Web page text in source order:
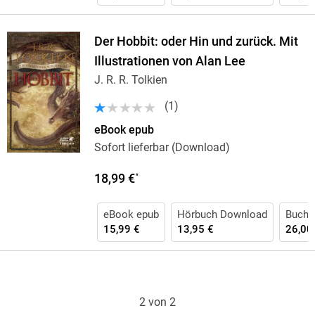
Der Hobbit: oder Hin und zurück. Mit
Illustrationen von Alan Lee
J. R. R. Tolkien
(1 )
eBook epub
Sofort lieferbar (Download)
18,99 €*
eBook epub
15,99 €
Hörbuch Download
13,95 €
Buch
26,00
2 von 2